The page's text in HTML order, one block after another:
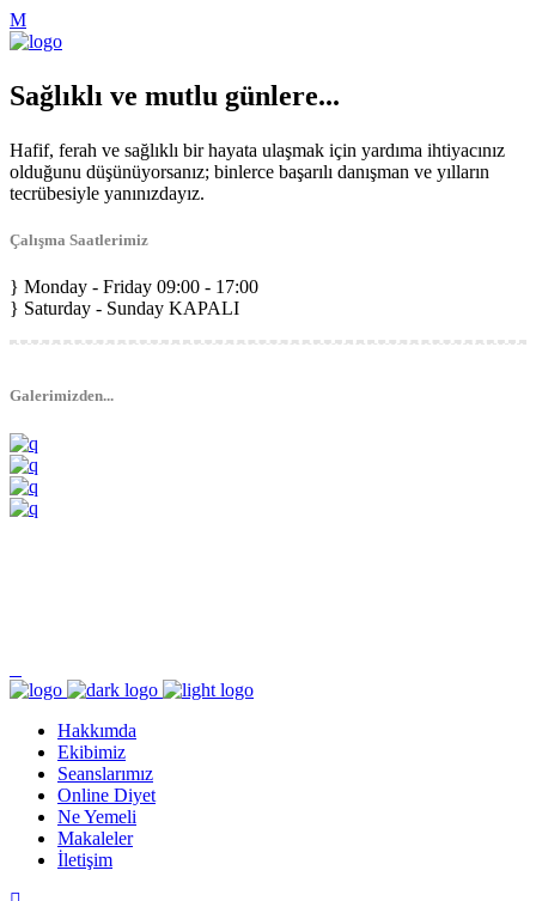
Sağlıklı ve mutlu günlere...
Hafif, ferah ve sağlıklı bir hayata ulaşmak için yardıma ihtiyacınız
olduğunu düşünüyorsanız; binlerce başarılı danışman ve yılların
tecrübesiyle yanınızdayız.
Çalışma Saatlerimiz
Monday - Friday 09:00 - 17:00
Saturday - Sunday KAPALI
Galerimizden...
Hakkımda
Ekibimiz
Seanslarımız
Online Diyet
Ne Yemeli
Makaleler
İletişim